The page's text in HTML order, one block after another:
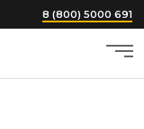
8 (800) 5000 691